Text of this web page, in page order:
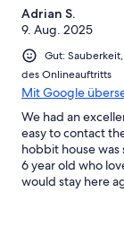
Adrian S.
9. Aug. 2025
Gut:
des Onlineauftritts
Mit Google
We had an
easy to contact
hobbit house was
6 year old who
would stay here